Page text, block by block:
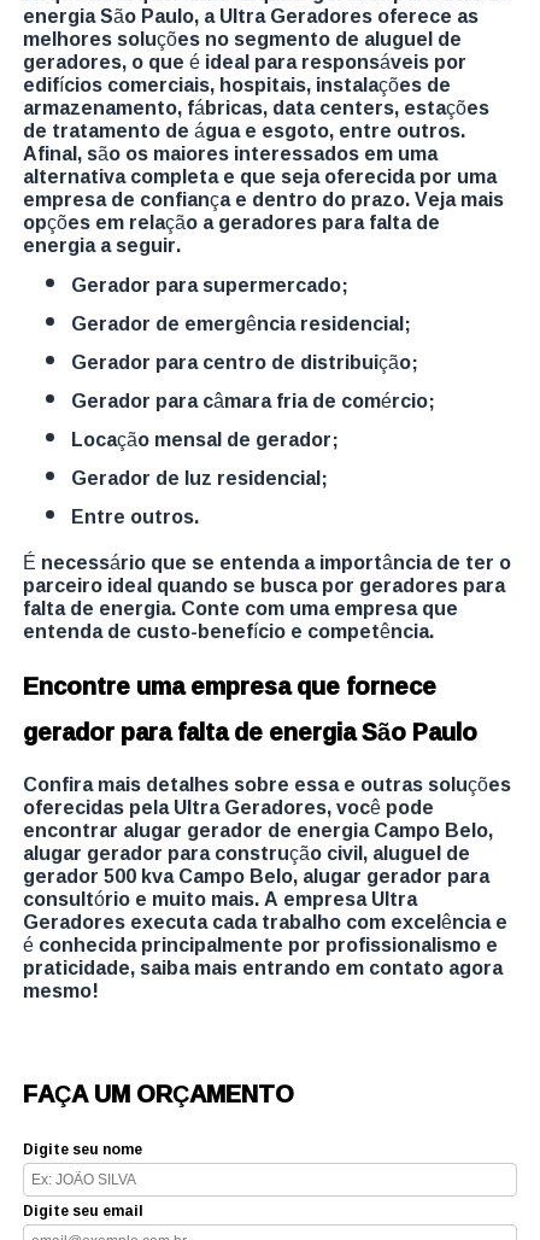
energia São Paulo, a Ultra Geradores oferece as
melhores soluções no segmento de aluguel de
geradores, o que é ideal para responsáveis por
edifícios comerciais, hospitais, instalações de
armazenamento, fábricas, data centers, estações
de tratamento de água e esgoto, entre outros.
Afinal, são os maiores interessados em uma
alternativa completa e que seja oferecida por uma
empresa de confiança e dentro do prazo. Veja mais
opções em relação a geradores para falta de
energia a seguir.
gerador para supermercado;
gerador de emergência residencial;
gerador para centro de distribuição;
gerador para câmara fria de comércio;
locação mensal de gerador;
gerador de luz residencial;
entre outros.
É necessário que se entenda a importância de ter o
parceiro ideal quando se busca por geradores para
falta de energia. Conte com uma empresa que
entenda de custo-benefício e competência.
Encontre uma empresa que fornece
gerador para falta de energia São Paulo
Confira mais detalhes sobre essa e outras soluções
oferecidas pela Ultra Geradores, você pode
encontrar alugar gerador de energia Campo Belo,
alugar gerador para construção civil, aluguel de
gerador 500 kva Campo Belo, alugar gerador para
consultório e muito mais. A empresa Ultra
Geradores executa cada trabalho com excelência e
é conhecida principalmente por profissionalismo e
praticidade, saiba mais entrando em contato agora
mesmo!
FAÇA UM ORÇAMENTO
Digite seu nome
Digite seu email